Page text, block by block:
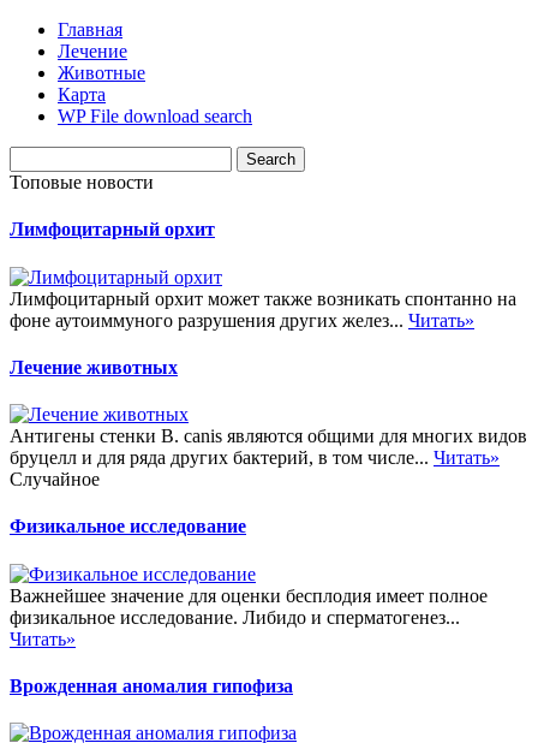
Главная
Лечение
Животные
Карта
WP File download search
Топовые новости
Лимфоцитарный орхит
Лимфоцитарный орхит может также возникать спонтанно на
фоне аутоиммуного разрушения других желез... Читать»
Лечение животных
Антигены стенки B. canis являются общими для многих видов
бруцелл и для ряда других бактерий, в том числе... Читать»
Случайное
Физикальное исследование
Важнейшее значение для оценки бесплодия имеет полное
физикальное исследование. Либидо и сперматогенез...
Читать»
Врожденная аномалия гипофиза